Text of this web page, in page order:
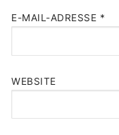
E-MAIL-ADRESSE *
WEBSITE